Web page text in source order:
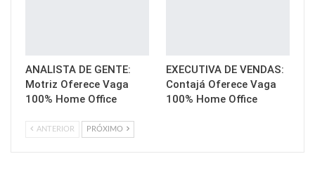
ANALISTA DE GENTE:
Motriz Oferece Vaga
100% Home Office
EXECUTIVA DE VENDAS:
Contajá Oferece Vaga
100% Home Office
ANTERIOR PRÓXIMO